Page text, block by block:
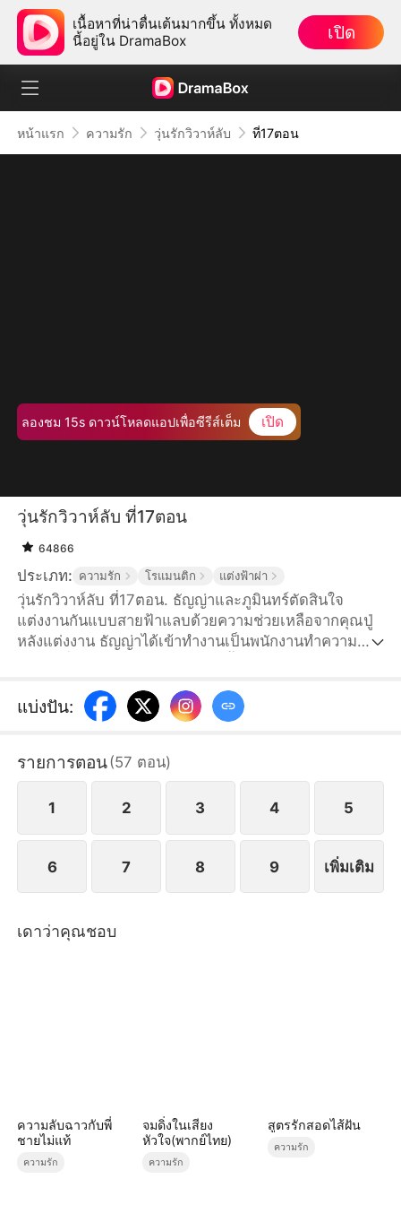
เนื้อหาที่น่าตื่นเต้นมากขึ้น ทั้งหมด
นี้อยู่ใน DramaBox
เปิด
หน้าแรก ความรัก วุ่นรักวิวาห์ลับ ที่17ตอน
ลองชม 15s ดาวน์โหลดแอปเพื่อซีรีส์เต็ม เปิด
วุ่นรักวิวาห์ลับ ที่17ตอน
64866
ประเภท: ความรัก โรแมนติก แต่งฟ้าผ่า
วุ่นรักวิวาห์ลับ ที่17ตอน. ธัญญ่าและภูมินทร์ตัดสินใจ
แต่งงานกันแบบสายฟ้าแลบด้วยความช่วยเหลือจากคุณปู่
หลังแต่งงาน ธัญญ่าได้เข้าทำงานเป็นพนักงานทำความ
ที่คิด เมื่อธัญญ่าต้องเผชิญกับสายตาดูถูกจากเพื่อนร่วมงาน
และยังต้องตกเป็นเป้าอาฆาตของแพนเค้ก เพื่อนซี้สมัยเด็ก
รู้สึกเธอแย่งภูมินทร์ไป จึงใส่ร้ายป้ายสีธัญญ่าเพื่อหวัง
ทำลายชีวิตคู่ของทั้งสอง
แบ่งปัน:
รายการตอน(57 ตอน)
1 2 3 4 5
6 7 8 9 เพิ่มเติม
เดาว่าคุณชอบ
ความลับฉาวกับพี่
ชายไม่แท้
ความรัก
จมดิ่งในเสียง
หัวใจ(พากย์ไทย)
ความรัก
สูตรรักสอดไส้ฝัน
ความรัก